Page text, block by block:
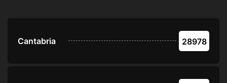
Cantabria 28978